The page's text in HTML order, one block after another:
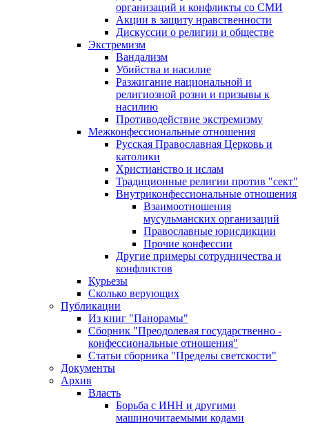
организаций и конфликты со СМИ
Акции в защиту нравственности
Дискуссии о религии и обществе
Экстремизм
Вандализм
Убийства и насилие
Разжигание национальной и
религиозной розни и призывы к
насилию
Противодействие экстремизму
Межконфессиональные отношения
Русская Православная Церковь и
католики
Христианство и ислам
Традиционные религии против "сект"
Внутриконфессиональные отношения
Взаимоотношения
мусульманских организаций
Православные юрисдикции
Прочие конфессии
Другие примеры сотрудничества и
конфликтов
Курьезы
Сколько верующих
Публикации
Из книг "Панорамы"
Сборник "Преодолевая государственно -
конфессиональные отношения"
Статьи сборника "Пределы светскости"
Документы
Архив
Власть
Борьба с ИНН и другими
машиночитаемыми кодами